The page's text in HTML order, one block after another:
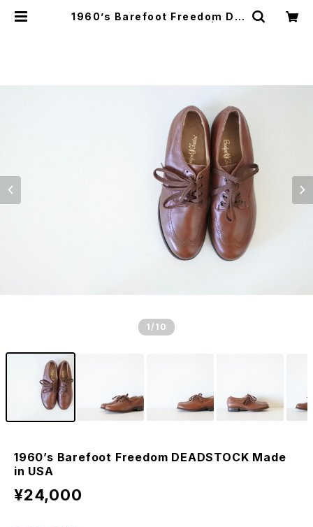
1960’s Barefoot Freedom DE
1 /10
1960’s Barefoot Freedom DEADSTOCK Made
in USA
¥24,000